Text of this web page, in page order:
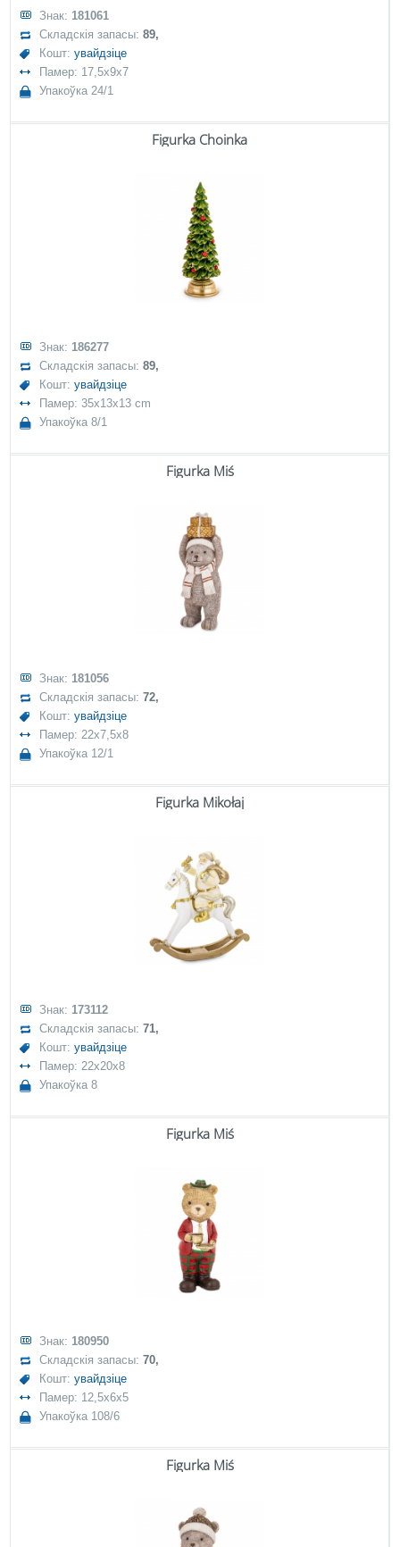
Знак: 181061
Складскія запасы:89,
Кошт:увайдзіце
Памер: 17,5x9x7
Упакоўка 24/1
Figurka Choinka
Знак: 186277
Складскія запасы:89,
Кошт:увайдзіце
Памер: 35x13x13 cm
Упакоўка 8/1
Figurka Miś
Знак: 181056
Складскія запасы:72,
Кошт:увайдзіце
Памер: 22x7,5x8
Упакоўка 12/1
Figurka Mikołaj
Знак: 173112
Складскія запасы:71,
Кошт:увайдзіце
Памер: 22x20x8
Упакоўка 8
Figurka Miś
Знак: 180950
Складскія запасы:70,
Кошт:увайдзіце
Памер: 12,5x6x5
Упакоўка 108/6
Figurka Miś